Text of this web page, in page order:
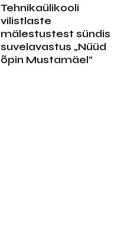
Tehnikaülikooli
vilistlaste
mälestustest sündis
suvelavastus „Nüüd
õpin Mustamäel”